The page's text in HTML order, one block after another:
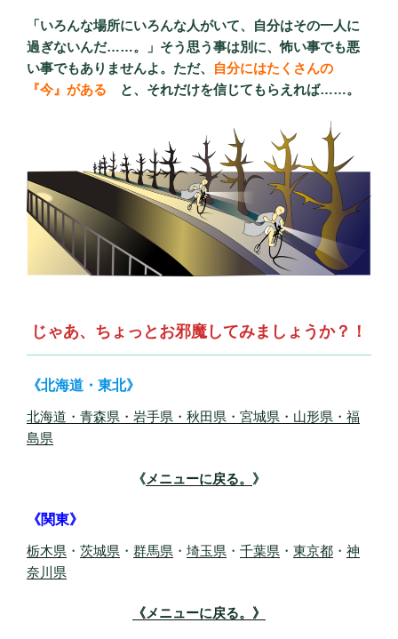
「いろんな場所にいろんな人がいて、自分はその一人に
過ぎないんだ……。」そう思う事は別に、怖い事でも悪
い事でもありませんよ。ただ、
自分にはたくさんの
『今』がある と、それだけを信じてもらえれば……。
じゃあ、ちょっとお邪魔してみましょうか？！
《北海道・東北》
北海道 ・青森県 ・岩手県 ・秋田県 ・宮城県 ・山形県 ・福
島県
《メニューに戻る。 》
《関東》
栃木県 ・ 茨城県 ・ 群馬県 ・ 埼玉県 ・ 千葉県 ・ 東京都 ・ 神
奈川県
《メニューに戻る。》